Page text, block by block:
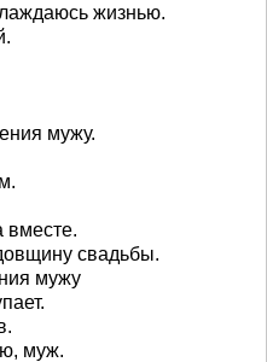
жизнью.
мужу.
вместе.
свадьбы.
мужу
муж.